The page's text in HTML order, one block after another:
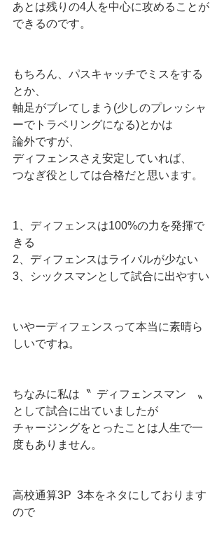
あとは残りの4人を中心に攻めることが
できるのです。
もちろん、パスキャッチでミスをする
とか、
軸足がブレてしまう(少しのプレッシャ
ーでトラベリングになる)とかは
論外ですが、
ディフェンスさえ安定していれば、
つなぎ役としては合格だと思います。
1、ディフェンスは100%の力を発揮で
きる
2、ディフェンスはライバルが少ない
3、シックスマンとして試合に出やすい
いやーディフェンスって本当に素晴ら
しいですね。
ちなみに私は〝  ディフェンスマン　〟
として試合に出ていましたが
チャージングをとったことは人生で一
度もありません。
高校通算3P  3本をネタにしております
ので